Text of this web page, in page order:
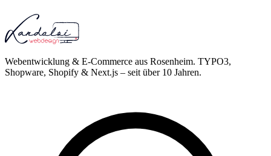
Webentwicklung & E-Commerce aus Rosenheim. TYPO3,
Shopware, Shopify & Next.js – seit über 10 Jahren.